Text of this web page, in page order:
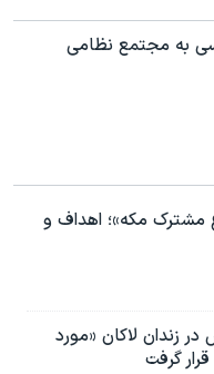
به مجتمع نظامی
مشترک مکه»؛ اهداف و
زندان لاکان «مورد
گرفت